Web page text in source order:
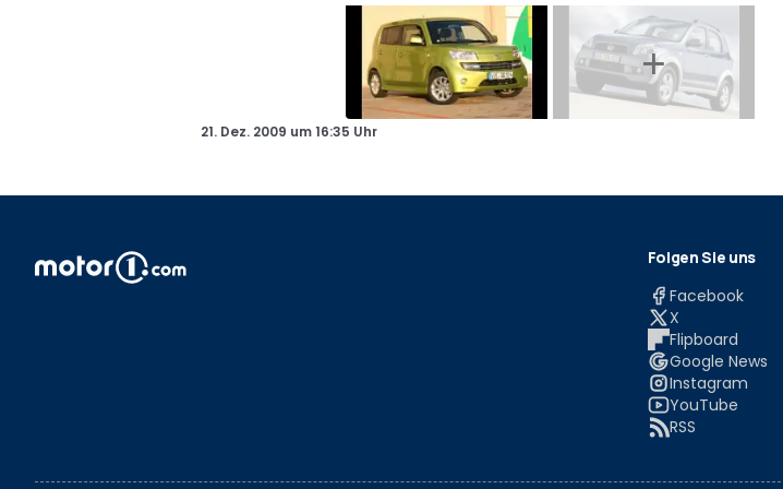
21. Dez. 2009 um16:35 Uhr
Folgen Sie uns
Facebook
X
Flipboard
Google News
Instagram
YouTube
RSS